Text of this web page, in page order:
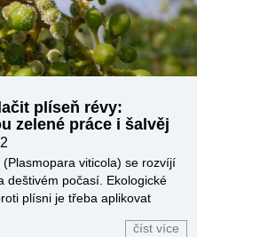
plíseň révy:
zelené práce i šalvěj
(Plasmopara viticola) se rozvíjí
deštivém počasí. Ekologické
plísni je třeba aplikovat
číst více